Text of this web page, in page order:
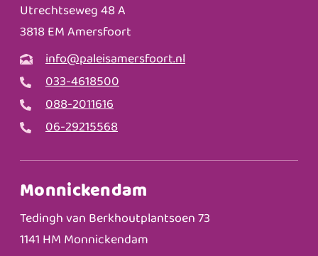
Utrechtseweg 48 A
3818 EM Amersfoort
info@paleisamersfoort.nl
033-4618500
088-2011616
06-29215568
Monnickendam
Tedingh van Berkhoutplantsoen 73
1141 HM Monnickendam